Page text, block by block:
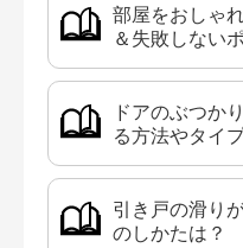
部屋をおしゃ
＆失敗しない
ドアのぶつか
る方法やタイ
引き戸の滑り
のしかたは？